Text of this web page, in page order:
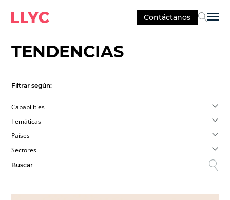
Contáctanos
TENDENCIAS
Filtrar según:
Capabilities
Temáticas
Países
Sectores